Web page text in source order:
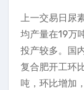
上一交易日尿
均产量在19万
投产较多。国
复合肥开工环
吨，环比增加